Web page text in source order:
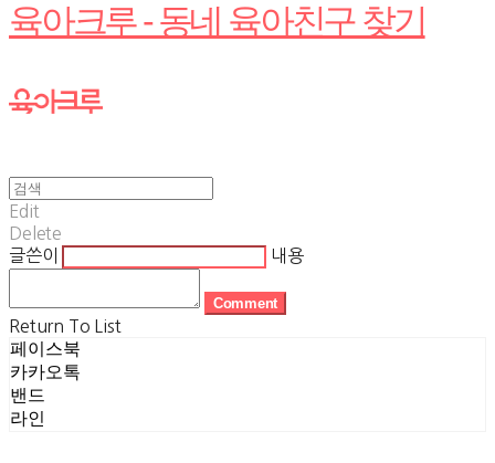
육아크루 - 동네 육아친구 찾기
Edit
Delete
글쓴이
내용
Comment
Return To List
페이스북
카카오톡
밴드
라인